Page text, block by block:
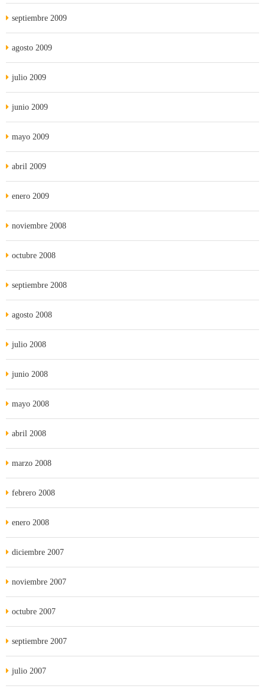
septiembre 2009
agosto 2009
julio 2009
junio 2009
mayo 2009
abril 2009
enero 2009
noviembre 2008
octubre 2008
septiembre 2008
agosto 2008
julio 2008
junio 2008
mayo 2008
abril 2008
marzo 2008
febrero 2008
enero 2008
diciembre 2007
noviembre 2007
octubre 2007
septiembre 2007
julio 2007